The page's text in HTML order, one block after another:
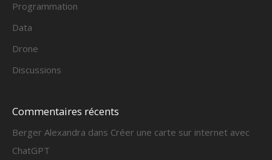
Programmation
Data
Drone
Discussions
Commentaires récents
Berger Alexandra dans Créer une carte sur internet avec
ChatGPT